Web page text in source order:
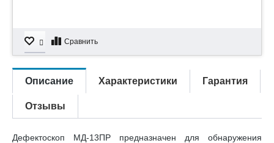
Сравнить
Описание Характеристики Гарантия
Отзывы
Дефектоскоп МД-13ПР предназначен для обнаружения